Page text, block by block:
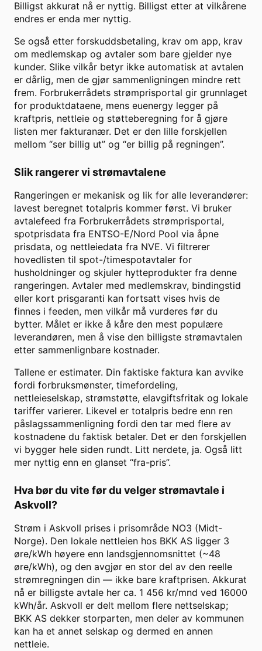
Billigst akkurat nå er nyttig. Billigst etter at vilkårene
endres er enda mer nyttig.
Se også etter forskuddsbetaling, krav om app, krav
om medlemskap og avtaler som bare gjelder nye
kunder. Slike vilkår betyr ikke automatisk at avtalen
er dårlig, men de gjør sammenligningen mindre rett
frem. Forbrukerrådets strømprisportal gir grunnlaget
for produktdataene, mens euenergy legger på
kraftpris, nettleie og støtteberegning for å gjøre
listen mer fakturanær. Det er den lille forskjellen
mellom “ser billig ut” og “er billig på regningen”.
Slik rangerer vi strømavtalene
Rangeringen er mekanisk og lik for alle leverandører:
lavest beregnet totalpris kommer først. Vi bruker
avtalefeed fra Forbrukerrådets strømprisportal,
spotprisdata fra ENTSO-E/Nord Pool via åpne
prisdata, og nettleiedata fra NVE. Vi filtrerer
hovedlisten til spot-/timespotavtaler for
husholdninger og skjuler hytteprodukter fra denne
rangeringen. Avtaler med medlemskrav, bindingstid
eller kort prisgaranti kan fortsatt vises hvis de
finnes i feeden, men vilkår må vurderes før du
bytter. Målet er ikke å kåre den mest populære
leverandøren, men å vise den billigste strømavtalen
etter sammenlignbare kostnader.
Tallene er estimater. Din faktiske faktura kan avvike
fordi forbruksmønster, timefordeling,
nettleieselskap, strømstøtte, elavgiftsfritak og lokale
tariffer varierer. Likevel er totalpris bedre enn ren
påslagssammenligning fordi den tar med flere av
kostnadene du faktisk betaler. Det er den forskjellen
vi bygger hele siden rundt. Litt nerdete, ja. Også litt
mer nyttig enn en glanset “fra-pris”.
Hva bør du vite før du velger strømavtale i
Askvoll?
Strøm i Askvoll prises i prisområde NO3 (Midt-
Norge). Den lokale nettleien hos BKK AS ligger 3
øre/kWh høyere enn landsgjennomsnittet (~48
øre/kWh), og den avgjør en stor del av den reelle
strømregningen din — ikke bare kraftprisen. Akkurat
nå er billigste avtale her ca. 1 456 kr/mnd ved 16000
kWh/år. Askvoll er delt mellom flere nettselskap;
BKK AS dekker storparten, men deler av kommunen
kan ha et annet selskap og dermed en annen
nettleie.